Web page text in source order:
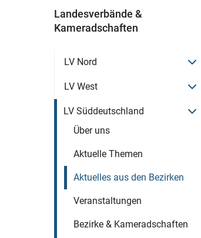
Landesverbände &
Kameradschaften
LV Nord
LV West
LV Süddeutschland
Über uns
Aktuelle Themen
Aktuelles aus den Bezirken
Veranstaltungen
Bezirke & Kameradschaften